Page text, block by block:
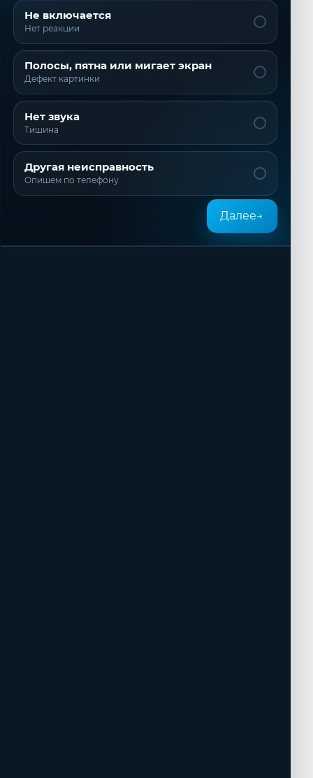
Не включается
Нет реакции
Полосы, пятна или мигает экран
Дефект картинки
Нет звука
Тишина
Другая неисправность
Опишем по телефону
Далее→